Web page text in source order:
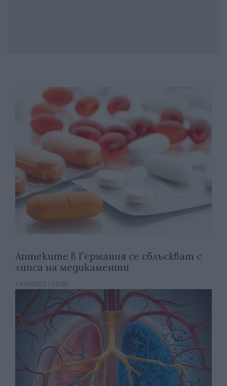
Аптеките в Германия се сблъскват с
липса на медикаменти
14.09.2025 / 12:00